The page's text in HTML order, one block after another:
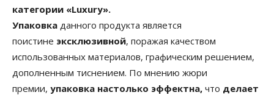
категории «Luxury».
Упаковка данного продукта является
поистине эксклюзивной, поражая качеством
использованных материалов, графическим решением,
дополненным тиснением. По мнению жюри
премии, упаковка настолько эффектна, что делает